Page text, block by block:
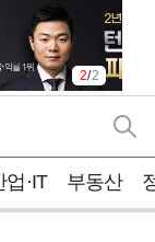
2/2
업·IT 부동산